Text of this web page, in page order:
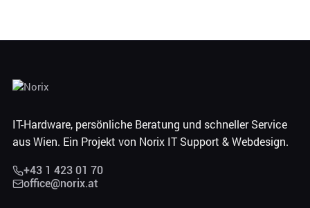
IT-Hardware, persönliche Beratung und schneller Service
aus Wien. Ein Projekt von Norix IT Support & Webdesign.
+43 1 423 01 70
office@norix.at